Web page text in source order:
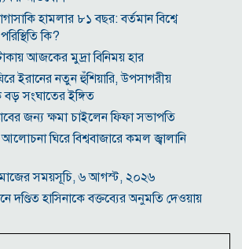
হামলার ৮১ বছর: বর্তমান বিশ্বে
কি?
আজকের মুদ্রা বিনিময় হার
ইরানের নতুন হুঁশিয়ারি, উপসাগরীয়
সংঘাতের ইঙ্গিত
জন্য ক্ষমা চাইলেন ফিফা সভাপতি
ঘিরে বিশ্ববাজারে কমল জ্বালানি
সময়সূচি, ৬ আগস্ট, ২০২৬
দণ্ডিত হাসিনাকে বক্তব্যের অনুমতি দেওয়ায়
ছাত্রদল-শিবির সংঘর্ষ, আহত অন্তত ১০